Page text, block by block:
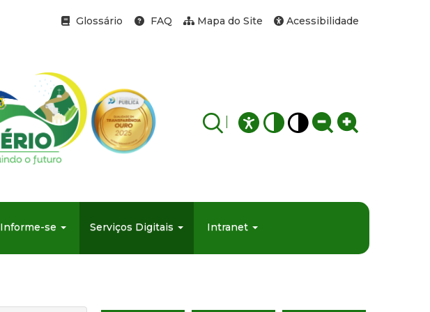
Glossário FAQ Mapa do Site Acessibilidade
Informe-se Serviços Digitais Intranet